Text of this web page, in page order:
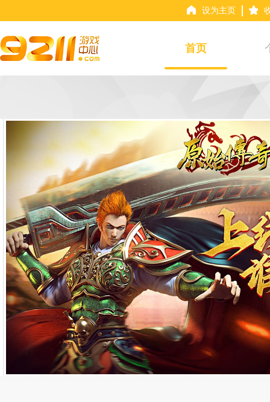
设为主页
首页